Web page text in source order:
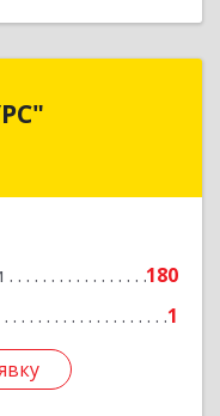
180
1
г, Благодатный